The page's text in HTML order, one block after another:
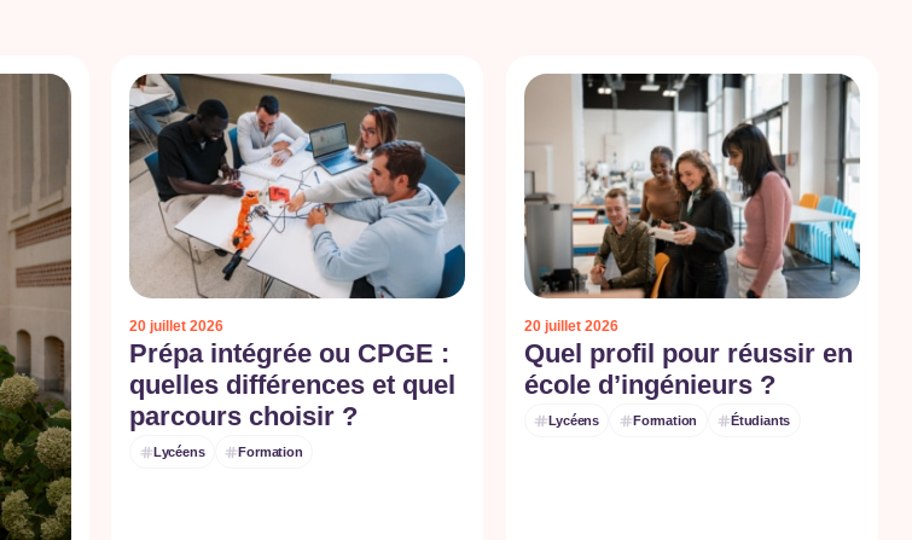
20 juillet 2026
Prépa intégrée ou CPGE :
quelles différences et quel
parcours choisir ?
Lycéens Formation
20 juillet 2026
Quel profil pour réussir en
école d’ingénieurs ?
Lycéens Formation Étudiants